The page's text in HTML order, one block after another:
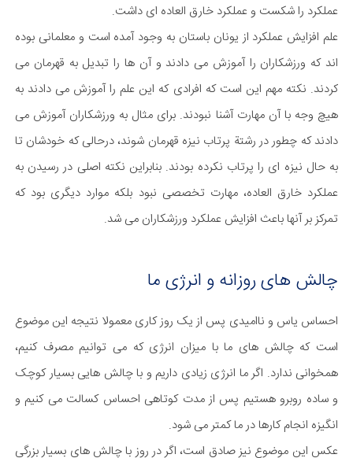
عملکرد را شکست و عملکرد خارق العاده ای داشت.
علم افزایش عملکرد از یونان باستان به وجود آمده است و معلمانی بوده
اند که ورزشکاران را آموزش می دادند و آن ها را تبدیل به قهرمان می
کردند. نکته مهم این است که افرادی که این علم را آموزش می دادند به
هیچ وجه با آن مهارت آشنا نبودند. برای مثال به ورزشکاران آموزش می
دادند که چطور در رشتة پرتاب نیزه قهرمان شوند، درحالی که خودشان تا
به حال نیزه ای را پرتاب نکرده بودند. بنابراین نکته اصلی در رسیدن به
عملکرد خارق العاده، مهارت تخصصی نبود بلکه موارد دیگری بود که
تمرکز بر آنها باعث افزایش عملکرد ورزشکاران می شد.
چالش های روزانه و انرژی ما
احساس یاس و ناامیدی پس از یک روز کاری معمولا نتیجه این موضوع
است که چالش های ما با میزان انرژی که می توانیم مصرف کنیم،
همخوانی ندارد. اگر ما انرژی زیادی داریم و با چالش هایی بسیار کوچک
و ساده روبرو هستیم پس از مدت کوتاهی احساس کسالت می کنیم و
انگیزه انجام کارها در ما کمتر می شود.
عکس این موضوع نیز صادق است، اگر در روز با چالش های بسیار بزرگی